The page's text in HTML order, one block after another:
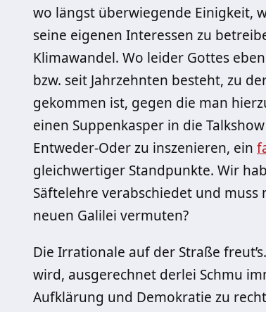
wo längst überwiegende Einigkeit,
seine eigenen Interessen zu
Klimawandel. Wo leider Gottes
bzw. seit Jahrzehnten besteht, zu
gekommen ist, gegen die man
einen Suppenkasper in die
Entweder-Oder zu inszenieren, ein
gleichwertiger Standpunkte. Wir
Säftelehre verabschiedet und
neuen Galilei vermuten?
Die Irrationale auf der Straße
wird, ausgerechnet derlei Schmu
Aufklärung und Demokratie zu